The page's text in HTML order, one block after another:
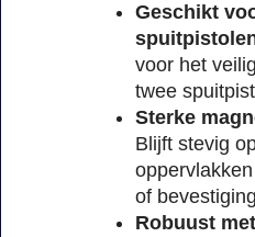
Geschikt
voor het
twee
Sterke
Blijft stevig
of
Robuust